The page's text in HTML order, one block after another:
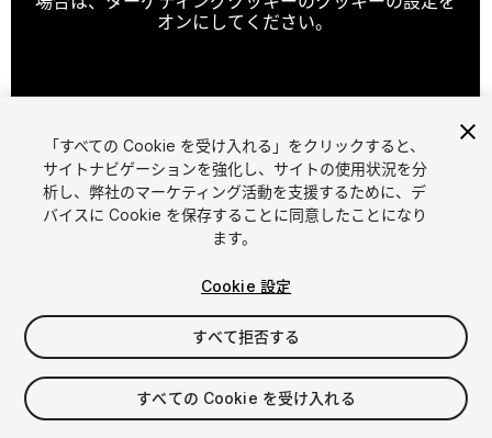
オンにしてください。
1 /3
$4.99
消費税は決済時に計算されます
「すべての Cookie を受け入れる」をクリックすると、
サイトナビゲーションを強化し、サイトの使用状況を分
析し、弊社のマーケティング活動を支援するために、デ
バイスに Cookie を保存することに同意したことになり
ます。
Cookie 設定
すべて拒否する
すべての Cookie を受け入れる